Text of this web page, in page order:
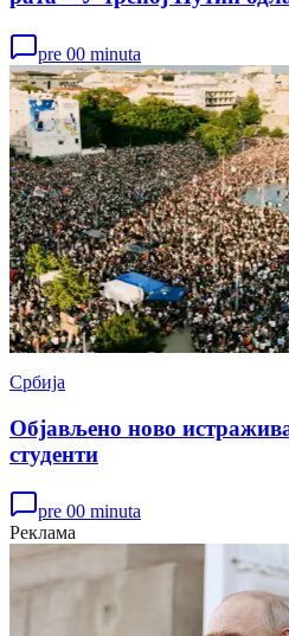
pre 00 minuta
Србија
Објављено ново
студенти
pre 00 minuta
Реклама